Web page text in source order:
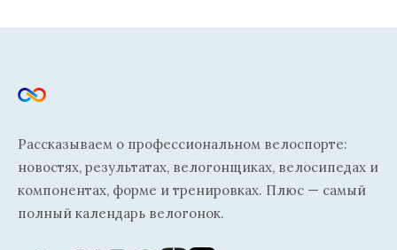
Рассказываем о профессиональном велоспорте:
новостях, результатах, велогонщиках, велосипедах и
компонентах, форме и тренировках. Плюс — самый
полный календарь велогонок.